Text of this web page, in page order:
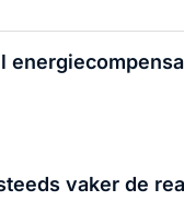
vaker de